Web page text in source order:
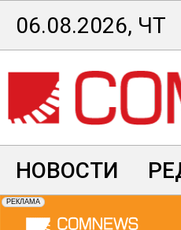
Перейти
к
основному
содержанию
06.08.2026, ЧТ
НОВОСТИ